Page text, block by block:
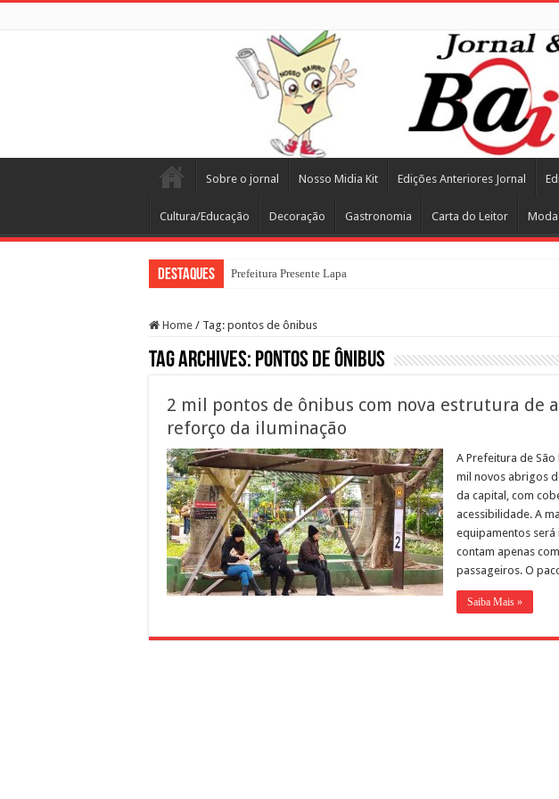
Sobre o jornal Nosso Midia Kit Edições Anteriores Jornal
Cultura/Educação Decoração Gastronomia Carta do Leitor Moda
Destaques Prefeitura Presente Lapa
Home / Tag: pontos de ônibus
Tag Archives: pontos de ônibus
2 mil pontos de ônibus com nova estrutura de
reforço da iluminação
A Prefeitura de
mil novos abrigos
da capital, com
acessibilidade. A
equipamentos
contam apenas
passageiros. O
Saiba Mais »